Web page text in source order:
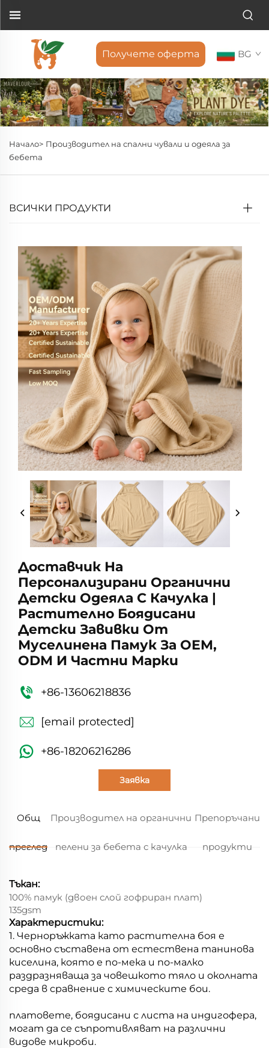
Получете оферта BG
Начало> Производител на спални чували и одеяла за
бебета
ВСИЧКИ ПРОДУКТИ
Доставчик На
Персонализирани Органични
Детски Одеяла С Качулка |
Растително Боядисани
Детски Завивки От
Муселинена Памук За OEM,
ODM И Частни Марки
+86-13606218836
[email protected]
+86-18206216286
Заявка
Общ
преглед
Производител на органични
пелени за бебета с качулка
Препоръчани
продукти
Тъкан:
100% памук (двоен слой гофриран плат)
135gsm
Характеристики:
1. Черноръжката като растителна боя е
основно съставена от естествена танинова
киселина, която е по-мека и по-малко
раздразняваща за човешкото тяло и околната
среда в сравнение с химическите бои.
платовете, боядисани с листа на индигофера,
могат да се съпротивляват на различни
видове микроби.